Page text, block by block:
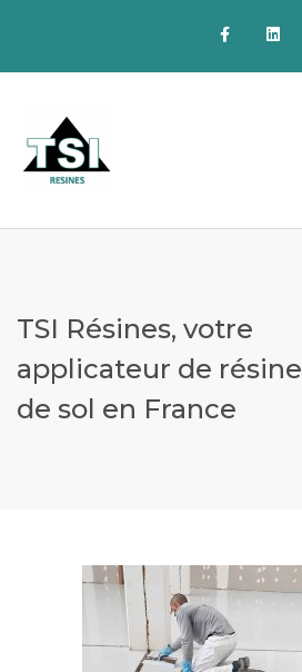
TSI Résines, votre
applicateur de résine
de sol en France